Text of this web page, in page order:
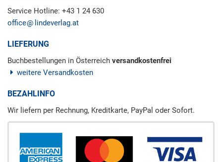
Service Hotline: +43 1 24 630
office
lindeverlag.at
LIEFERUNG
Buchbestellungen in Österreich versandkostenfrei
weitere Versandkosten
BEZAHLINFO
Wir liefern per Rechnung, Kreditkarte, PayPal oder Sofort.